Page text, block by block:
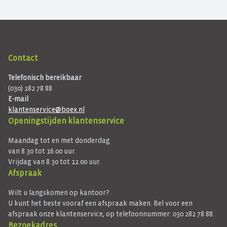
Contact
Telefonisch bereikbaar
(030) 282 78 88
E-mail
klantenservice@boex.nl
Openingstijden klantenservice
Maandag tot en met donderdag
van 8.30 tot 16.00 uur.
Vrijdag van 8.30 tot 12.00 uur.
Afspraak
Wilt u langskomen op kantoor?
U kunt het beste vooraf een afspraak maken. Bel voor een
afspraak onze klantenservice, op telefoonnummer: 030 282 78 88.
Bezoekadres